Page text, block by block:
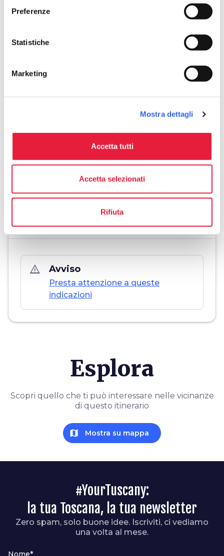
Preferenze
Statistiche
Marketing
Mostra dettagli
Accetta tutti
Accetta selezionati
Rifiuta
straighten
Impegno fisico
Difficoltà tecnica
save_alt
warning_amber Avviso
Presta attenzione a queste
indicazioni
Esplora
Scopri quello che ti può interessare nelle vicinanze
di questo itinerario
map Mostra su mappa
#YourTuscany:
la tua Toscana, la tua newsletter
Zero spam, solo buone idee. Iscriviti, ci vediamo
una volta al mese.
Nome*